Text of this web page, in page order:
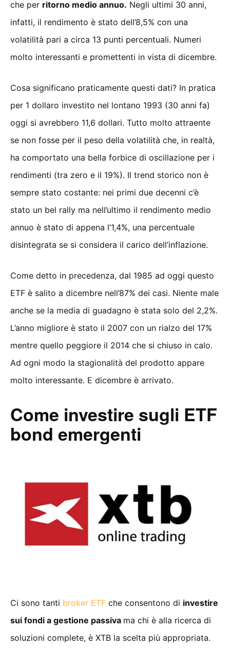
che per ritorno medio annuo. Negli ultimi 30 anni,
infatti, il rendimento è stato dell’8,5% con una
volatilità pari a circa 13 punti percentuali. Numeri
molto interessanti e promettenti in vista di dicembre.
Cosa significano praticamente questi dati? In pratica
per 1 dollaro investito nel lontano 1993 (30 anni fa)
oggi si avrebbero 11,6 dollari. Tutto molto attraente
se non fosse per il peso della volatilità che, in realtà,
ha comportato una bella forbice di oscillazione per i
rendimenti (tra zero e il 19%). Il trend storico non è
sempre stato costante: nei primi due decenni c’è
stato un bel rally ma nell’ultimo il rendimento medio
annuo è stato di appena l’1,4%, una percentuale
disintegrata se si considera il carico dell’inflazione.
Come detto in precedenza, dal 1985 ad oggi questo
ETF è salito a dicembre nell’87% dei casi. Niente male
anche se la media di guadagno è stata solo del 2,2%.
L’anno migliore è stato il 2007 con un rialzo del 17%
mentre quello peggiore il 2014 che si chiuso in calo.
Ad ogni modo la stagionalità del prodotto appare
molto interessante. E dicembre è arrivato.
Come investire sugli ETF
bond emergenti
Ci sono tanti broker ETF che consentono di investire
sui fondi a gestione passiva ma chi è alla ricerca di
soluzioni complete, è XTB la scelta più appropriata.